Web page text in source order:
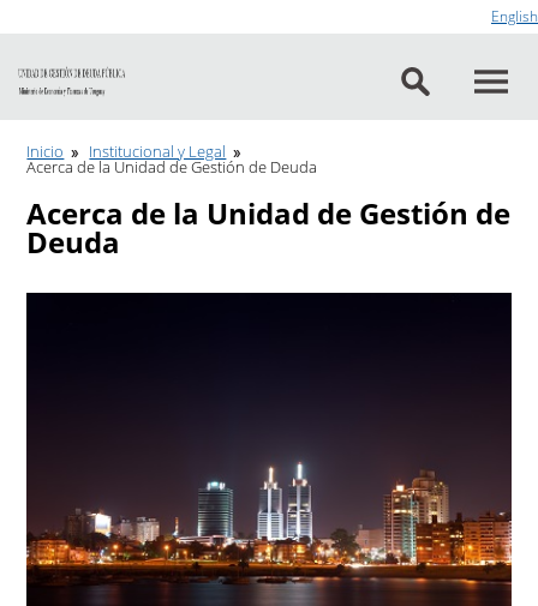
English
Inicio Institucional y Legal
Acerca de la Unidad de Gestión de Deuda
Acerca de la Unidad de Gestión de
Deuda